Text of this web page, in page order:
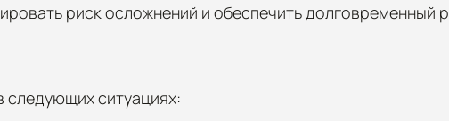
риск осложнений и обеспечить долговременный
следующих ситуациях: